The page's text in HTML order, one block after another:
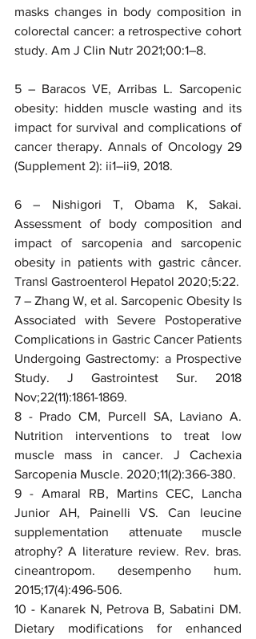
masks changes in body composition in
colorectal cancer: a retrospective cohort
study. Am J Clin Nutr 2021;00:1–8.
5 – Baracos VE, Arribas L. Sarcopenic
obesity: hidden muscle wasting and its
impact for survival and complications of
cancer therapy. Annals of Oncology 29
(Supplement 2): ii1–ii9, 2018.
6 – Nishigori T, Obama K, Sakai.
Assessment of body composition and
impact of sarcopenia and sarcopenic
obesity in patients with gastric câncer.
7 – Zhang W, et al. Sarcopenic Obesity Is
Associated with Severe Postoperative
Complications in Gastric Cancer Patients
Undergoing Gastrectomy: a Prospective
Study. J Gastrointest Sur. 2018
Nov;22(11):1861-1869.
8 - Prado CM, Purcell SA, Laviano A.
Nutrition interventions to treat low
muscle mass in cancer. J Cachexia
Sarcopenia Muscle. 2020;11(2):366-380.
9 - Amaral RB, Martins CEC, Lancha
Junior AH, Painelli VS. Can leucine
supplementation attenuate muscle
atrophy? A literature review. Rev. bras.
cineantropom. desempenho hum.
2015;17(4):496-506.
10 - Kanarek N, Petrova B, Sabatini DM.
Dietary modifications for enhanced